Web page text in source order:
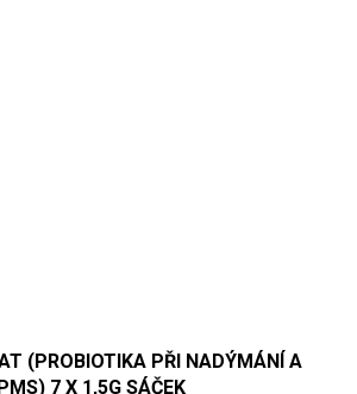
(PROBIOTIKA PŘI NADÝMÁNÍ A
7 X 1,5G SÁČEK